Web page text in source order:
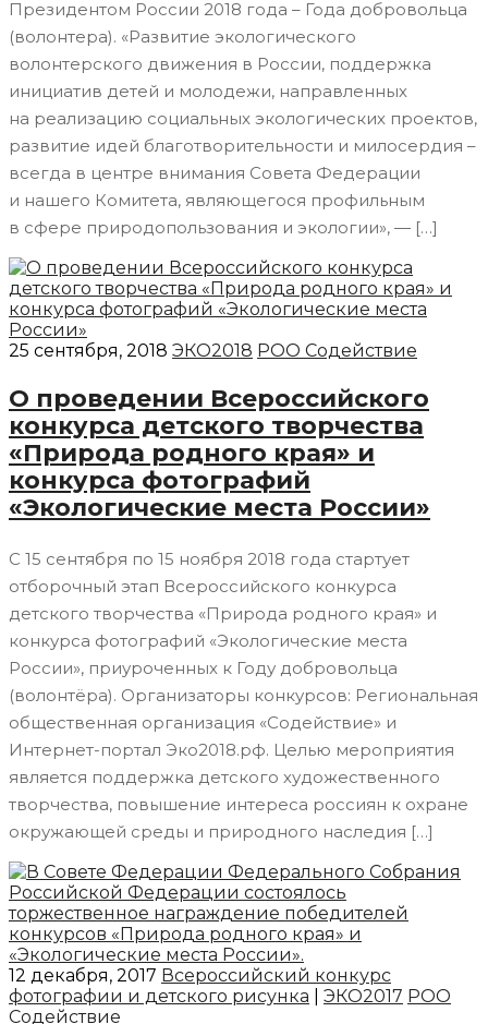
Президентом России 2018 года – Года добровольца
(волонтера). «Развитие экологического
волонтерского движения в России, поддержка
инициатив детей и молодежи, направленных
на реализацию социальных экологических проектов,
развитие идей благотворительности и милосердия –
всегда в центре внимания Совета Федерации
и нашего Комитета, являющегося профильным
в сфере природопользования и экологии», — […]
25 сентября, 2018 ЭКО2018 РОО Содействие
О проведении Всероссийского
конкурса детского творчества
«Природа родного края» и
конкурса фотографий
«Экологические места России»
С 15 сентября по 15 ноября 2018 года стартует
отборочный этап Всероссийского конкурса
детского творчества «Природа родного края» и
конкурса фотографий «Экологические места
России», приуроченных к Году добровольца
(волонтёра). Организаторы конкурсов: Региональная
общественная организация «Содействие» и
Интернет-портал Эко2018.рф. Целью мероприятия
является поддержка детского художественного
творчества, повышение интереса россиян к охране
окружающей среды и природного наследия […]
12 декабря, 2017 Всероссийский конкурс
фотографии и детского рисунка
ЭКО2017 РОО
Содействие